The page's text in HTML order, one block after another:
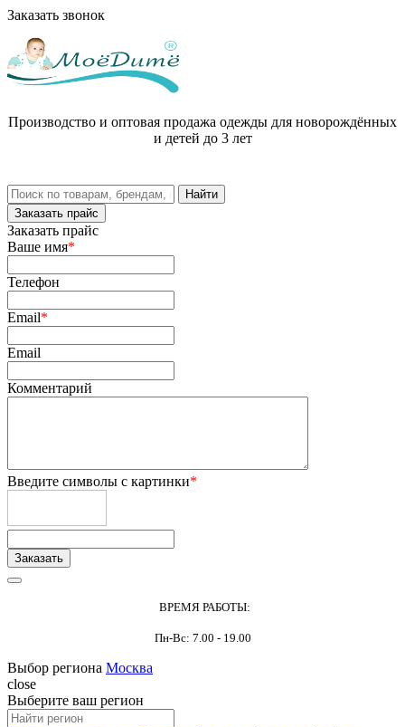
Заказать звонок
Производство и оптовая продажа одежды для новорождённых
и детей до 3 лет
Заказать прайс
Заказать прайс
Ваше имя*
Телефон
Email*
Email
Комментарий
Введите символы с картинки*
ВРЕМЯ РАБОТЫ:
Пн-Вс: 7.00 - 19.00
Выбор региона Москва
close
Выберите ваш регион